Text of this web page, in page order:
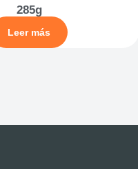
285g
Leer más